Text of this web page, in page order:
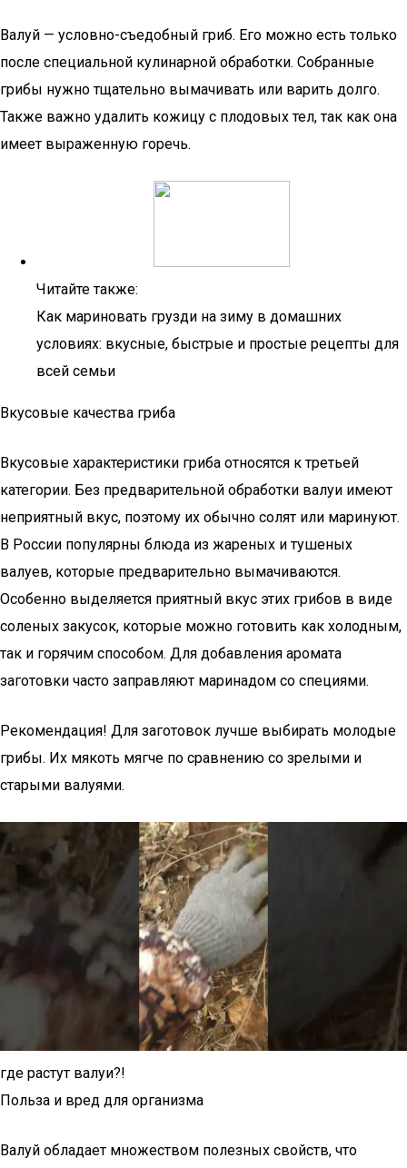
Валуй — условно-съедобный гриб. Его можно есть только
после специальной кулинарной обработки. Собранные
грибы нужно тщательно вымачивать или варить долго.
Также важно удалить кожицу с плодовых тел, так как она
имеет выраженную горечь.
Читайте также:
Как мариновать грузди на зиму в домашних
условиях: вкусные, быстрые и простые рецепты для
всей семьи
Вкусовые качества гриба
Вкусовые характеристики гриба относятся к третьей
категории. Без предварительной обработки валуи имеют
неприятный вкус, поэтому их обычно солят или маринуют.
В России популярны блюда из жареных и тушеных
валуев, которые предварительно вымачиваются.
Особенно выделяется приятный вкус этих грибов в виде
соленых закусок, которые можно готовить как холодным,
так и горячим способом. Для добавления аромата
заготовки часто заправляют маринадом со специями.
Рекомендация! Для заготовок лучше выбирать молодые
грибы. Их мякоть мягче по сравнению со зрелыми и
старыми валуями.
где растут валуи?!
Польза и вред для организма
Валуй обладает множеством полезных свойств, что